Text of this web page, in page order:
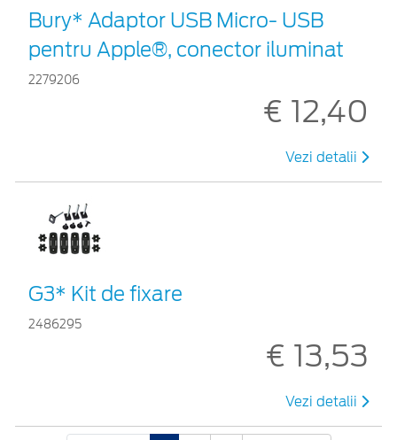
Bury* Adaptor USB Micro- USB
pentru Apple®, conector iluminat
2279206
€ 12,40
Vezi detalii
G3* Kit de fixare
2486295
€ 13,53
Vezi detalii